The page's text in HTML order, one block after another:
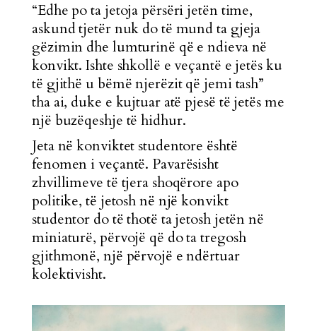
“Edhe po ta jetoja përsëri jetën time,
askund tjetër nuk do të mund ta gjeja
gëzimin dhe lumturinë që e ndieva në
konvikt. Ishte shkollë e veçantë e jetës ku
të gjithë u bëmë njerëzit që jemi tash”
tha ai, duke e kujtuar atë pjesë të jetës me
një buzëqeshje të hidhur.
Jeta në konviktet studentore është
fenomen i veçantë. Pavarësisht
zhvillimeve të tjera shoqërore apo
politike, të jetosh në një konvikt
studentor do të thotë ta jetosh jetën në
miniaturë, përvojë që do ta tregosh
gjithmonë, një përvojë e ndërtuar
kolektivisht.